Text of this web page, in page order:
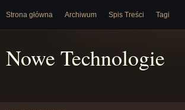
Strona główna Archiwum Spis Treści Tagi
Nowe Technologie